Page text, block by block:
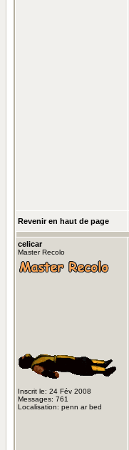
Revenir en haut de page
celicar
Master Recolo
Inscrit le: 24 Fév 2008
Messages: 761
Localisation: penn ar bed